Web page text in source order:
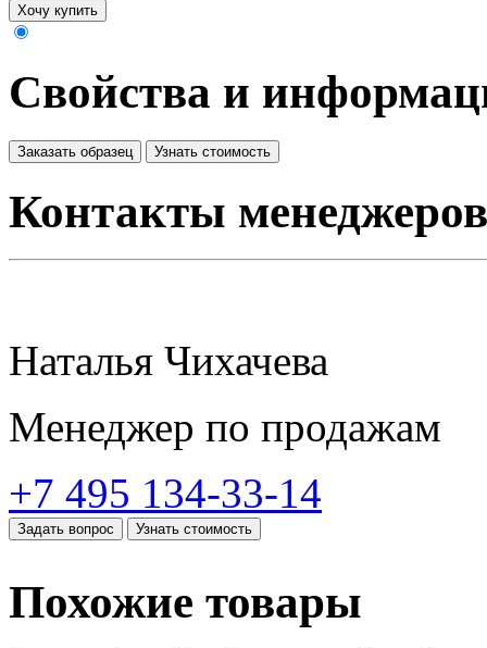
Хочу купить
Свойства и
Заказать образец Узнать стоимость
Контакты менеджеров
Наталья Чихачева
Менеджер по продажам
+7 495 134-33-14
Задать вопрос Узнать стоимость
Похожие товары